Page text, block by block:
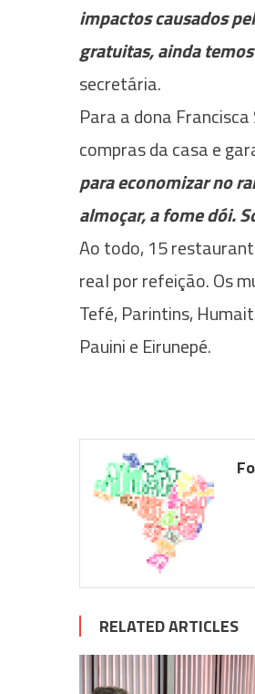
impactos causados
gratuitas, ainda
secretária.
Para a dona
compras da casa e
para economizar no
almoçar, a fome dói.
Ao todo, 15
real por refeição. Os
Tefé, Parintins,
Pauini e Eirunepé.
RELATED ARTICLES